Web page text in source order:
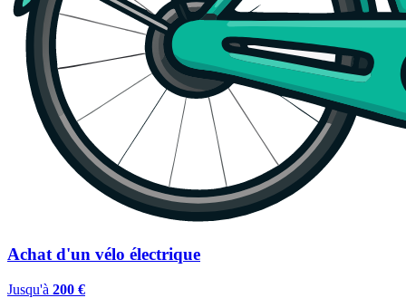
Achat d'un vélo électrique
Jusqu'à 200 €